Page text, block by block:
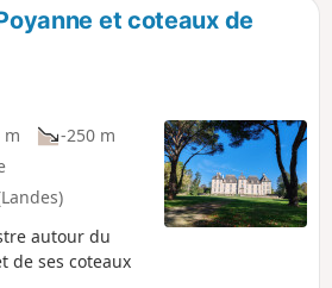
et coteaux de
m
-250 m
autour du
de ses coteaux